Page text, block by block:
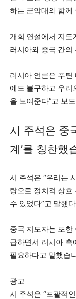
하는 군악대와 함께
개회 연설에서 지도
러시아와 중국 간의
러시아 언론은 푸틴
에도 불구하고 우리
을 보여준다”고 보
시 주석은 중
계’를 칭찬했
시 주석은 “우리는
탕으로 정치적 상호
수 있었다”고 말했
중국 지도자는 또한
급하면서 러시아 측
필요하다고 말했습
광고
시 주석은 “포괄적